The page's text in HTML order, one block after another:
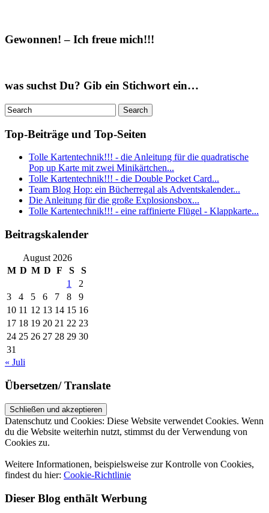
Gewonnen! – Ich freue mich!!!
was suchst Du? Gib ein Stichwort ein…
Top-Beiträge und Top-Seiten
Tolle Kartentechnik!!! - die Anleitung für die quadratische
Pop up Karte mit zwei Minikärtchen...
Tolle Kartentechnik!!! - die Double Pocket Card...
Team Blog Hop: ein Bücherregal als Adventskalender...
Die Anleitung für die große Explosionsbox...
Tolle Kartentechnik!!! - eine raffinierte Flügel - Klappkarte...
Beitragskalender
August 2026
M D M D F S
S
1
2
3
4 5 6 7 8
9
10 11 12 13 14 15 16
17 18 19 20 21 22 23
24 25 26 27 28 29 30
31
« Juli
Übersetzen/ Translate
Datenschutz und Cookies: Diese Website verwendet Cookies. Wenn
du die Website weiterhin nutzt, stimmst du der Verwendung von
Cookies zu.
Weitere Informationen, beispielsweise zur Kontrolle von Cookies,
findest du hier: Cookie-Richtlinie
Dieser Blog enthält Werbung